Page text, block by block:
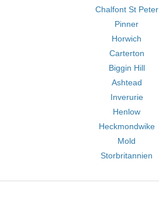
Chalfont St Peter
Pinner
Horwich
Carterton
Biggin Hill
Ashtead
Inverurie
Henlow
Heckmondwike
Mold
Storbritannien